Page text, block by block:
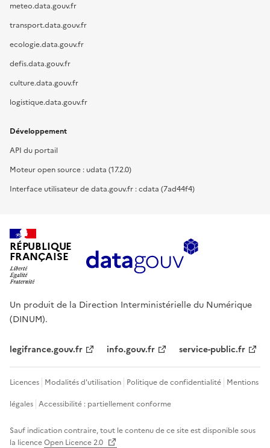
meteo.data.gouv.fr
transport.data.gouv.fr
ecologie.data.gouv.fr
defis.data.gouv.fr
culture.data.gouv.fr
logistique.data.gouv.fr
Développement
API du portail
Moteur open source : udata (17.2.0)
Interface utilisateur de data.gouv.fr : cdata (7ad44f4)
RÉPUBLIQUE
FRANÇAISE
Un produit de la Direction Interministérielle du Numérique
(DINUM).
legifrance.gouv.fr info.gouv.fr service-public.fr
Licences Modalités d'utilisation Politique de confidentialité Mentions
légales Accessibilité : partiellement conforme
Sauf indication contraire, tout le contenu de ce site est disponible sous
la licenceOpen Licence 2.0